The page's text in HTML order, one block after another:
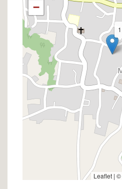
1
−
Leaflet | ©